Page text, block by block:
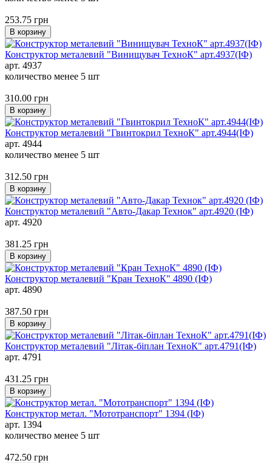
253.75 грн
В корзину
Конструктор металевий "Винищувач ТехноК" арт.4937(ІФ)
арт. 4937
количество менее 5 шт
310.00 грн
В корзину
Конструктор металевий "Гвинтокрил ТехноК" арт.4944(ІФ)
арт. 4944
количество менее 5 шт
312.50 грн
В корзину
Конструктор металевий "Авто-Дакар Технок" арт.4920 (ІФ)
арт. 4920
381.25 грн
В корзину
Конструктор металевий "Кран ТехноК" 4890 (ІФ)
арт. 4890
387.50 грн
В корзину
Конструктор металевий "Літак-біплан ТехноК" арт.4791(ІФ)
арт. 4791
431.25 грн
В корзину
Конструктор метал. "Мототранспорт" 1394 (ІФ)
арт. 1394
количество менее 5 шт
472.50 грн